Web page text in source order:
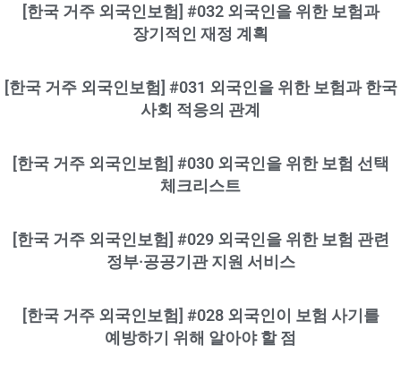
[한국 거주 외국인보험] #032 외국인을 위한 보험과
장기적인 재정 계획
[한국 거주 외국인보험] #031 외국인을 위한 보험과 한국
사회 적응의 관계
[한국 거주 외국인보험] #030 외국인을 위한 보험 선택
체크리스트
[한국 거주 외국인보험] #029 외국인을 위한 보험 관련
정부·공공기관 지원 서비스
[한국 거주 외국인보험] #028 외국인이 보험 사기를
예방하기 위해 알아야 할 점